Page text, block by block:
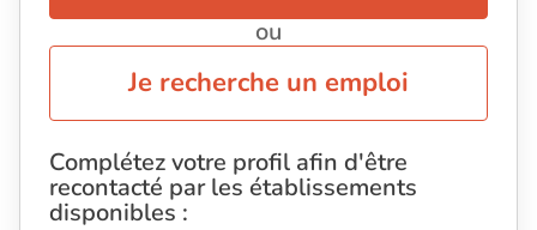
ou
Je recherche un emploi
Complétez votre profil afin d'être
recontacté par les établissements
disponibles :